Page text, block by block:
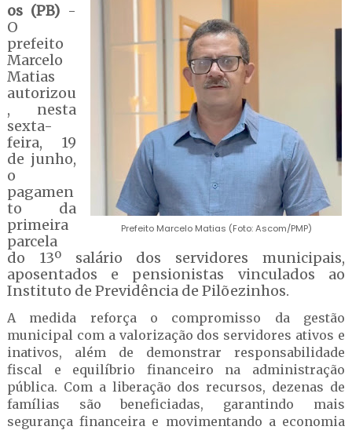
Prefeito Marcelo Matias (Foto: Ascom/PMP)
os (PB) -
O
prefeito
Marcelo
Matias
autorizou
, nesta
sexta-
feira, 19
de junho,
o
pagamen
to da
primeira
parcela
do 13º salário dos servidores municipais,
aposentados e pensionistas vinculados ao
Instituto de Previdência de Pilõezinhos.
A medida reforça o compromisso da gestão
municipal com a valorização dos servidores ativos e
inativos, além de demonstrar responsabilidade
fiscal e equilíbrio financeiro na administração
pública. Com a liberação dos recursos, dezenas de
famílias são beneficiadas, garantindo mais
segurança financeira e movimentando a economia